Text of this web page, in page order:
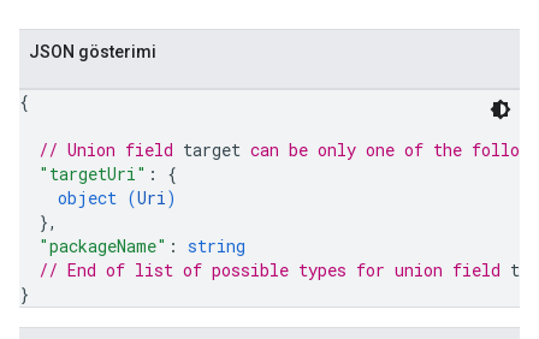
JSON gösterimi
{
// Union field target can be only one of the
"targetUri" : {
object (Uri)
},
"packageName" : string
// End of list of possible types for union field
}